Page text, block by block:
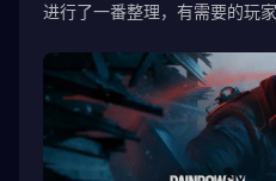
进行了一番整理，有需要的玩